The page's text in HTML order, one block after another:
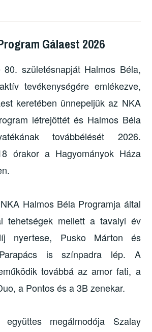
Gálaest 2026
80. születésnapját Halmos Béla,
tevékenységére emlékezve,
keretében ünnepeljük az NKA
létrejöttét és Halmos Béla
továbbélését 2026.
órakor a Hagyományok Háza
Halmos Béla Programja által
tehetségek mellett a tavalyi év
nyertese, Pusko Márton és
is színpadra lép. A
továbbá az amor fati, a
a Pontos és a 3B zenekar.
együttes megálmodója Szalay